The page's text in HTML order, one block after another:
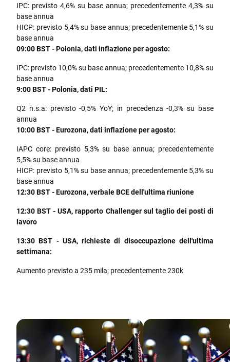
IPC: previsto 4,6% su base annua; precedentemente 4,3% su
base annua
HICP: previsto 5,4% su base annua; precedentemente 5,1% su
base annua
09:00 BST - Polonia, dati inflazione per agosto:
IPC: previsto 10,0% su base annua; precedentemente 10,8% su
base annua
9:00 BST - Polonia, dati PIL:
Q2 n.s.a: previsto -0,5% YoY; in precedenza -0,3% su base
annua
10:00 BST - Eurozona, dati inflazione per agosto:
IAPC core: previsto 5,3% su base annua; precedentemente
5,5% su base annua
HICP: previsto 5,1% su base annua; precedentemente 5,3% su
base annua
12:30 BST - Eurozona, verbale BCE dell'ultima riunione
12:30 BST - USA, rapporto Challenger sul taglio dei posti di
lavoro
13:30 BST - USA, richieste di disoccupazione dell'ultima
settimana:
Aumento previsto a 235 mila; precedentemente 230k